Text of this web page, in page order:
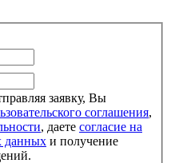
заявку, Вы
соглашения,
, даете согласие на
данных и получение